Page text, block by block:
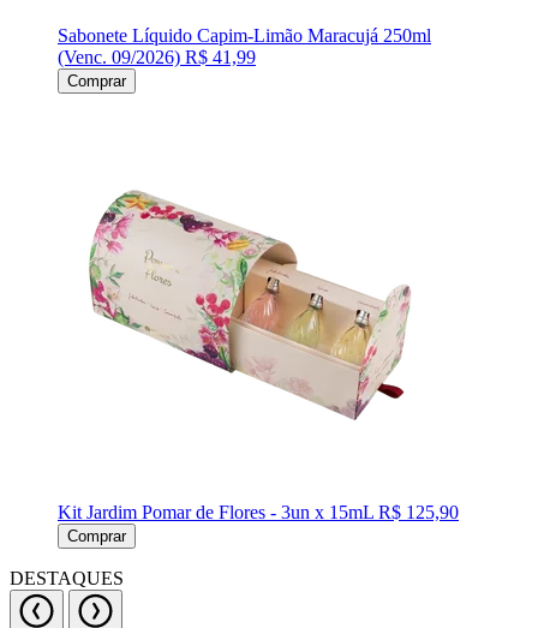
Sabonete Líquido Capim-Limão Maracujá 250ml
(Venc. 09/2026) R$ 41,99
Comprar
Kit Jardim Pomar de Flores - 3un x 15mL R$ 125,90
Comprar
DESTAQUES